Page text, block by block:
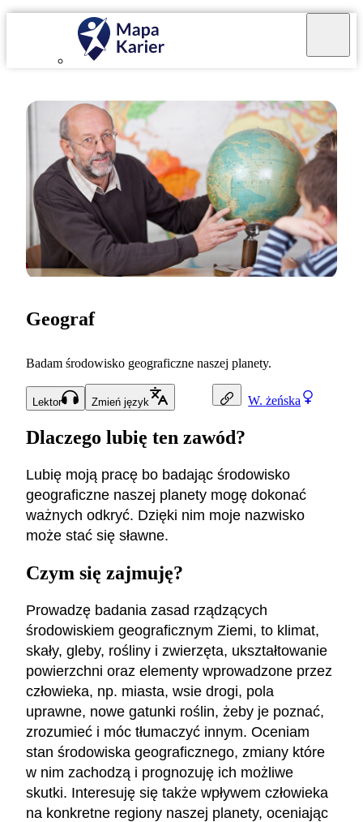
W. żeńska
Geograf
Badam środowisko geograficzne naszej planety.
Lektor Zmień język
Dlaczego lubię ten zawód?
Lubię moją pracę bo badając środowisko
geograficzne naszej planety mogę dokonać
ważnych odkryć. Dzięki nim moje nazwisko
może stać się sławne.
Czym się zajmuję?
Prowadzę badania zasad rządzących
środowiskiem geograficznym Ziemi, to klimat,
skały, gleby, rośliny i zwierzęta, ukształtowanie
powierzchni oraz elementy wprowadzone przez
człowieka, np. miasta, wsie drogi, pola
uprawne, nowe gatunki roślin, żeby je poznać,
zrozumieć i móc tłumaczyć innym. Oceniam
stan środowiska geograficznego, zmiany które
w nim zachodzą i prognozuję ich możliwe
skutki. Interesuję się także wpływem człowieka
na konkretne regiony naszej planety, oceniając